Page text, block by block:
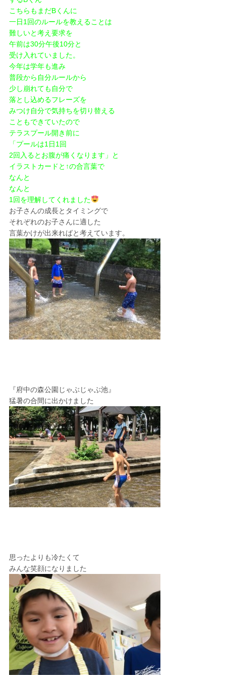
こちらもまだBくんに
一日1回のルールを教えることは
難しいと考え要求を
午前は30分午後10分と
受け入れていました。
今年は学年も進み
普段から自分ルールから
少し崩れても自分で
落とし込めるフレーズを
みつけ自分で気持ちを切り替える
こともできていたので
テラスプール開き前に
「プールは1日1回
2回入るとお腹が痛くなります」と
イラストカードと↑の合言葉で
なんと
なんと
1回を理解してくれました
お子さんの成長とタイミングで
それぞれのお子さんに適した
言葉かけが出来ればと考えています。
『府中の森公園じゃぶじゃぶ池』
猛暑の合間に出かけました
思ったよりも冷たくて
みんな笑顔になりました